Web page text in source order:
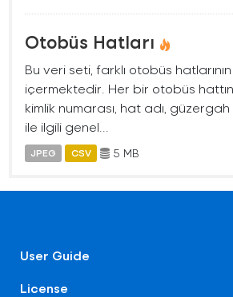
Otobüs Hatları
Bu veri seti, farklı otobüs
içermektedir. Her bir otobüs
kimlik numarası, hat adı, güzergah
ile ilgili genel...
JPEG CSV 5 MB
User Guide
License